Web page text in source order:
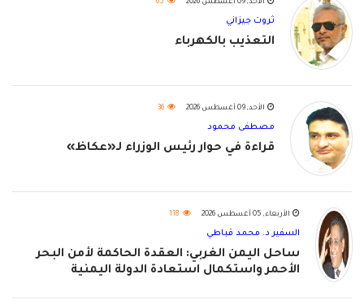
الأحد, 09 أغسطس 2026 65
ثروت جيزاني
التعذيب بالكهرباء
الأحد, 09 أغسطس 2026 36
مصطفى محمود
قراءة في حوار رئيس الوزراء لـ«عكاظ»
الأربعاء, 05 أغسطس 2026 118
السفير د. محمد قباطي
ساحل اليمن الغربي: العقدة الحاكمة لأمن البحر
الأحمر واستكمال استعادة الدولة اليمنية